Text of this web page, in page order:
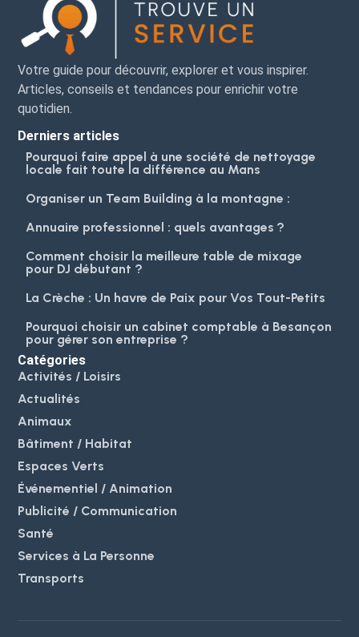
Votre guide pour découvrir, explorer et vous inspirer.
Articles, conseils et tendances pour enrichir votre
quotidien.
Derniers articles
Pourquoi faire appel à une société de nettoyage
locale fait toute la différence au Mans
Organiser un Team Building à la montagne :
Annuaire professionnel : quels avantages ?
Comment choisir la meilleure table de mixage
pour DJ débutant ?
La Crèche : Un havre de Paix pour Vos Tout-Petits
Pourquoi choisir un cabinet comptable à Besançon
pour gérer son entreprise ?
Catégories
Activités / Loisirs
Actualités
Animaux
Bâtiment / Habitat
Espaces Verts
Événementiel / Animation
Publicité / Communication
Santé
Services à La Personne
Transports